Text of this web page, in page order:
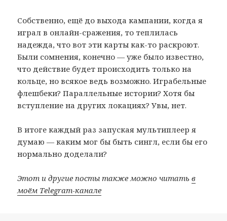
Собственно, ещё до выхода кампании, когда я
играл в онлайн-сражения, то теплилась
надежда, что вот эти карты как-то раскроют.
Были сомнения, конечно — уже было известно,
что действие будет происходить только на
кольце, но всякое ведь возможно. Играбельные
флешбеки? Параллельные истории? Хотя бы
вступление на других локациях? Увы, нет.
В итоге каждый раз запуская мультиплеер я
думаю — каким мог бы быть сингл, если бы его
нормально доделали?
Этот и другие посты также можно читатьв
моём Telegram-канале